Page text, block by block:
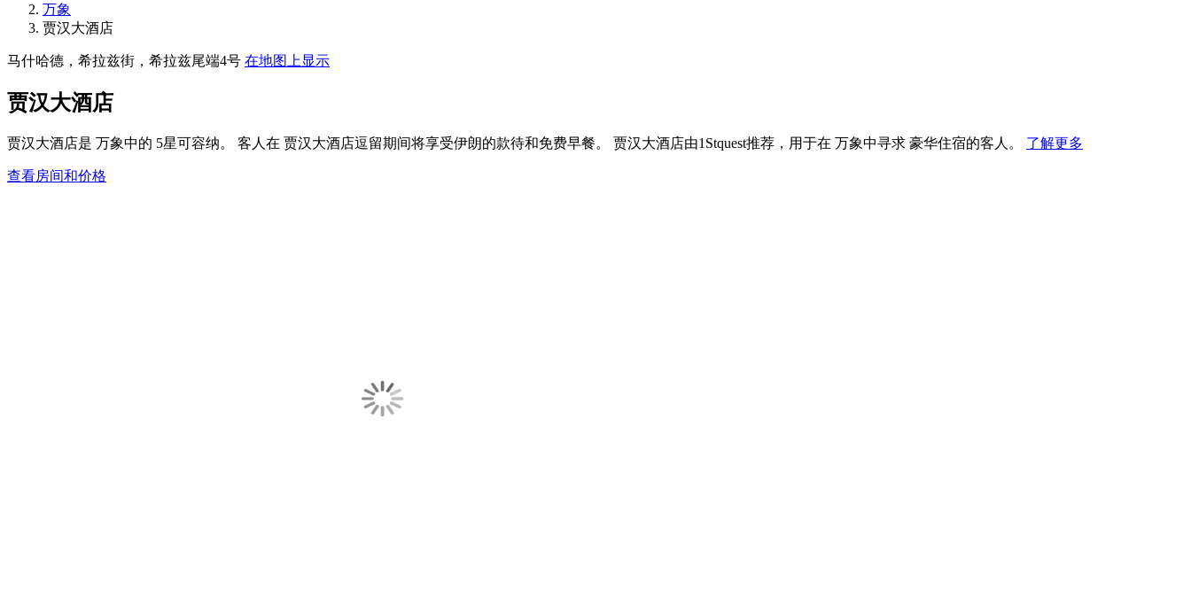
万象
贾汉大酒店
马什哈德，希拉兹街，希拉兹尾端4号 在地图上显示
贾汉大酒店
贾汉大酒店是 万象中的 5星可容纳。 客人在 贾汉大酒店逗留期间将享受伊朗的款待和免费早餐。 贾汉大酒店由1Stquest推荐，用于在 万象中寻求 豪华住宿的客人。 了解更多
查看房间和价格